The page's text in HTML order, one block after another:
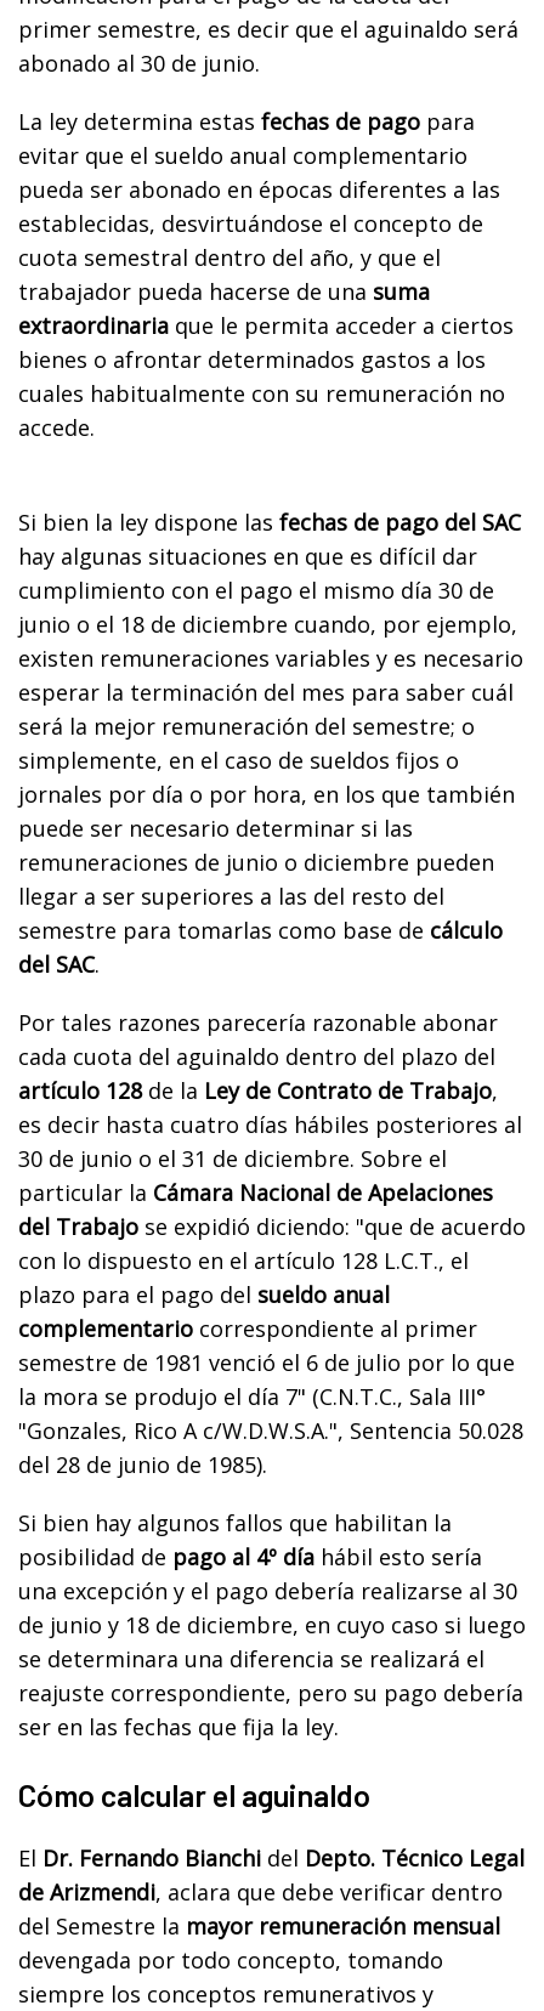
primer semestre, es decir que el aguinaldo será
abonado al 30 de junio.
La ley determina estas fechas de pago para
evitar que el sueldo anual complementario
pueda ser abonado en épocas diferentes a las
establecidas, desvirtuándose el concepto de
cuota semestral dentro del año, y que el
trabajador pueda hacerse de una suma
extraordinaria que le permita acceder a ciertos
bienes o afrontar determinados gastos a los
cuales habitualmente con su remuneración no
accede.
Si bien la ley dispone las fechas de pago del SAC
hay algunas situaciones en que es difícil dar
cumplimiento con el pago el mismo día 30 de
junio o el 18 de diciembre cuando, por ejemplo,
existen remuneraciones variables y es necesario
esperar la terminación del mes para saber cuál
será la mejor remuneración del semestre; o
simplemente, en el caso de sueldos fijos o
jornales por día o por hora, en los que también
puede ser necesario determinar si las
remuneraciones de junio o diciembre pueden
llegar a ser superiores a las del resto del
semestre para tomarlas como base de cálculo
del SAC.
Por tales razones parecería razonable abonar
cada cuota del aguinaldo dentro del plazo del
artículo 128de la Ley de Contrato de Trabajo,
es decir hasta cuatro días hábiles posteriores al
30 de junio o el 31 de diciembre. Sobre el
particular la Cámara Nacional de Apelaciones
del Trabajo se expidió diciendo: "que de acuerdo
con lo dispuesto en el artículo 128 L.C.T., el
plazo para el pago del sueldo anual
complementario correspondiente al primer
semestre de 1981 venció el 6 de julio por lo que
la mora se produjo el día 7" (C.N.T.C., Sala III°
"Gonzales, Rico A c/W.D.W.S.A.", Sentencia 50.028
del 28 de junio de 1985).
Si bien hay algunos fallos que habilitan la
posibilidad de pago al 4º día hábil esto sería
una excepción y el pago debería realizarse al 30
de junio y 18 de diciembre, en cuyo caso si luego
se determinara una diferencia se realizará el
reajuste correspondiente, pero su pago debería
ser en las fechas que fija la ley.
Cómo calcular el aguinaldo
El Dr. Fernando Bianchi del Depto. Técnico Legal
de Arizmendi, aclara que debe verificar dentro
del Semestre la mayor remuneración mensual
devengada por todo concepto, tomando
siempre los conceptos remunerativos y